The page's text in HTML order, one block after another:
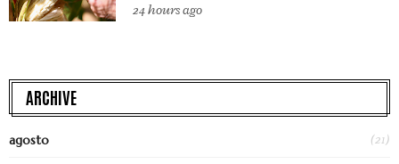
24 hours ago
ARCHIVE
agosto (21)